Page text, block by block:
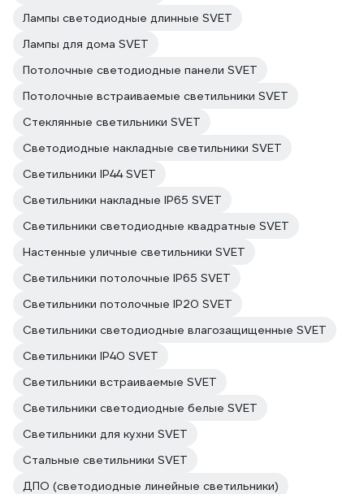
Лампы светодиодные длинные SVET
Лампы для дома SVET
Потолочные светодиодные панели SVET
Потолочные встраиваемые светильники SVET
Стеклянные светильники SVET
Светодиодные накладные светильники SVET
Светильники IP44 SVET
Светильники накладные IP65 SVET
Светильники светодиодные квадратные SVET
Настенные уличные светильники SVET
Светильники потолочные IP65 SVET
Светильники потолочные IP20 SVET
Светильники светодиодные влагозащищенные SVET
Светильники IP40 SVET
Светильники встраиваемые SVET
Светильники светодиодные белые SVET
Светильники для кухни SVET
Стальные светильники SVET
ДПО (светодиодные линейные светильники)